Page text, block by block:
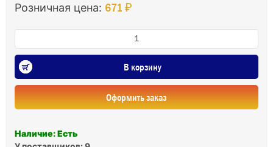
Розничная цена: 671 ₽
В корзину
Оформить заказ
Наличие: Есть